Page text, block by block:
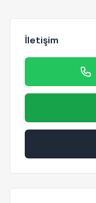
İletişim